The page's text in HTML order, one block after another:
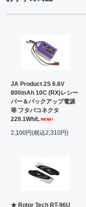
JA Product 2S 6.6V
800mAh 10C (RX)レシー
バー＆バックアップ電源
等 フタバコネクタ
229.1Wh/L
2,100円(税込2,310円)
★ Rotor Tech RT-96U